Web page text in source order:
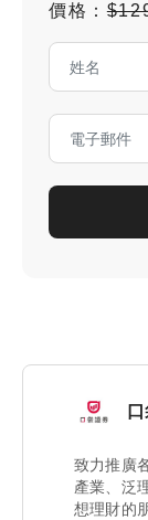
價格：
致力推廣
產業、泛
想理財的